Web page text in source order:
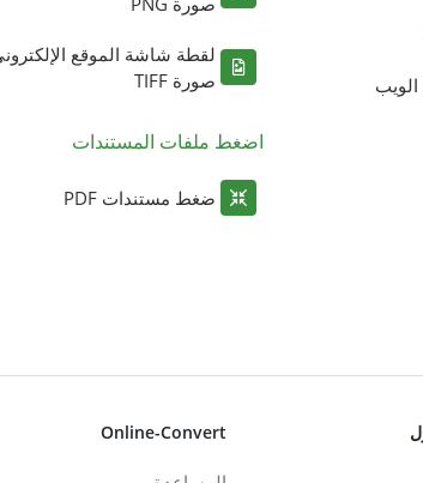
لقطة شاشة الموقع
صورة TIFF
اضغط ملفات المستندات
ضغط مستندات PDF
Online-Convert